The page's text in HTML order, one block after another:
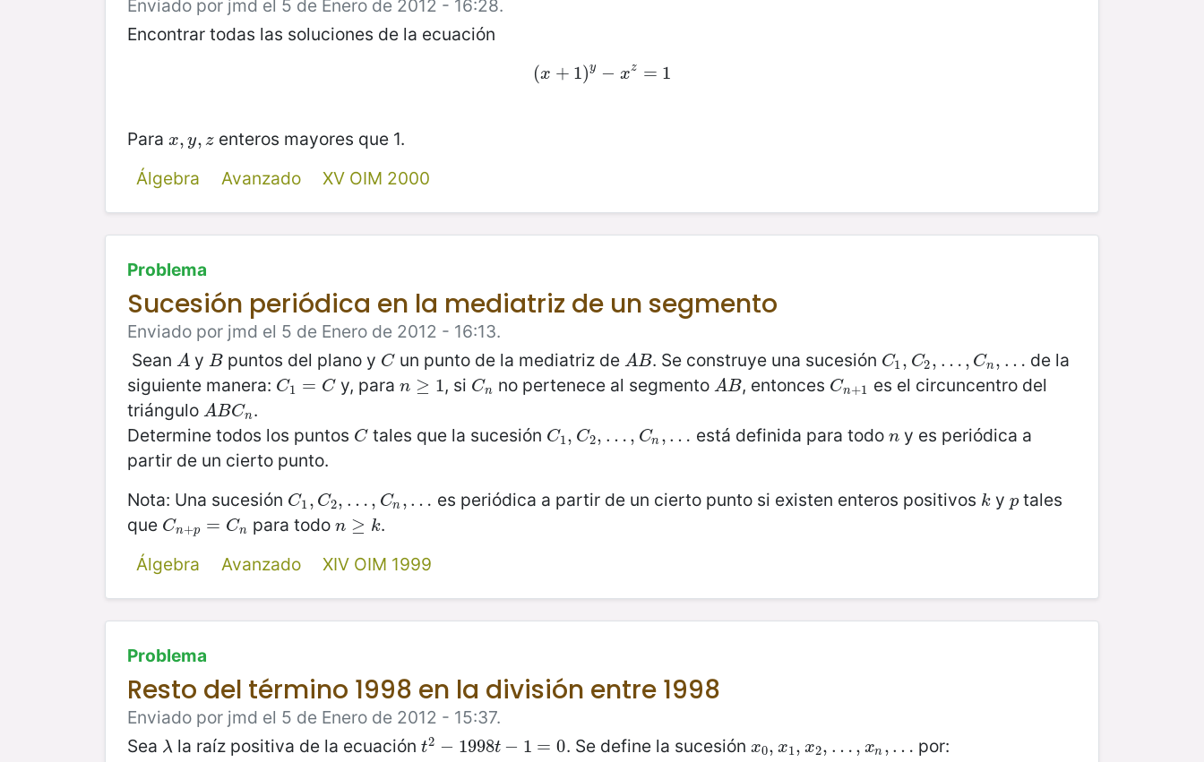
Enviado por jmd el 5 de Enero de 2012 - 16:28.
Encontrar todas las soluciones de la ecuación
(x + 1)y − xz = 1
(x+1)y− xz= 1
Para x, y, z
x,y,z
enteros mayores que 1.
Álgebra
Avanzado XV OIM 2000
Problema
Sucesión periódica en la mediatriz de un segmento
Enviado por jmd el 5 de Enero de 2012 - 16:13.
Sean A
Ay B
Bpuntos del plano y C
Cun punto de la mediatriz de AB
AB . Se construye una sucesión C1, C2, … , Cn, …
C1 ,C2,… ,C n,…
de la
siguiente manera: C1 = C
C1 =C y, paran ≥ 1
n≥1 , si Cn
Cn no pertenece al segmentoAB
AB , entonces Cn+1
Cn+1 es el circuncentro del
triángulo ABCn
ABCn .
Determine todos los puntos C
Ctales que la sucesión C1, C2, … , Cn , …
C1,C2,… ,C n ,… está definida para todo n
ny es periódica a
partir de un cierto punto.
Nota: Una sucesión C1, C2, … , Cn , …
C1 ,C2,… ,C n ,… es periódica a partir de un cierto punto si existen enteros positivos k
ky p
ptales
que Cn+p = Cn
Cn+p =Cn para todon ≥ k
n≥k
.
Álgebra
Avanzado XIV OIM 1999
Problema
Resto del término 1998 en la división entre 1998
Enviado por jmd el 5 de Enero de 2012 - 15:37.
Sea λ
λ la raíz positiva de la ecuaciónt2 − 1998t − 1 = 0
t2 −1998t−1=0 . Se define la sucesión x0, x1, x2, … , xn , …
x0, x1,x 2,…, x n, … por: